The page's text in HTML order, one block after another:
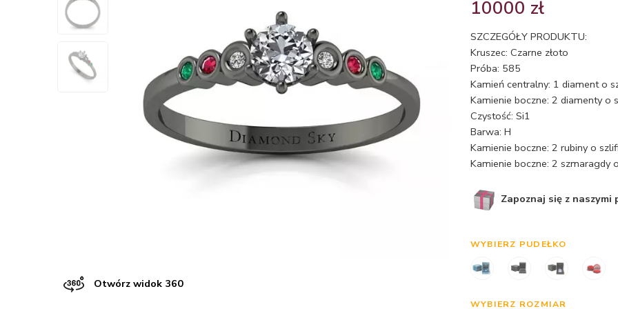
Otwórz widok 360
10000 zł
SZCZEGÓŁY PRODUKTU:
Kruszec: Czarne złoto
Próba: 585
Kamień centralny: 1 diament o
Kamienie boczne: 2 diamenty
Czystość: Si1
Barwa: H
Kamienie boczne: 2 rubiny o
Kamienie boczne: 2
Zapoznaj się z naszymi
WYBIERZ PUDEŁKO
WYBIERZ ROZMIAR